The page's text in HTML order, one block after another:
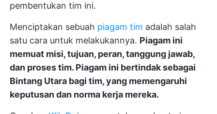
pembentukan tim ini.
Menciptakan sebuah piagam tim adalah salah
satu cara untuk melakukannya. Piagam ini
memuat misi, tujuan, peran, tanggung jawab,
dan proses tim. Piagam ini bertindak sebagai
Bintang Utara bagi tim, yang memengaruhi
keputusan dan norma kerja mereka.